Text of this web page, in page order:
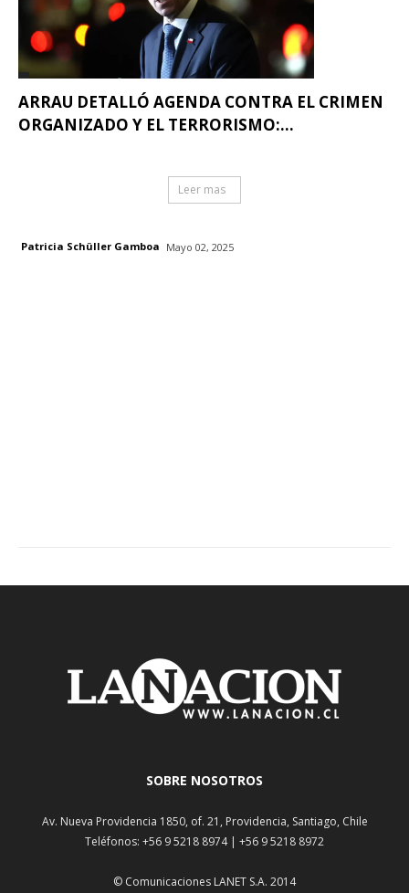
ARRAU DETALLÓ AGENDA CONTRA EL CRIMEN
ORGANIZADO Y EL TERRORISMO:...
Leer mas
Patricia Schüller Gamboa Mayo 02, 2025
SOBRE NOSOTROS
Av. Nueva Providencia 1850, of. 21, Providencia, Santiago, Chile
Teléfonos: +56 9 5218 8974 | +56 9 5218 8972
© Comunicaciones LANET S.A. 2014